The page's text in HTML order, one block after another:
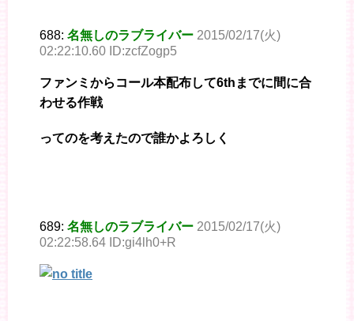
688: 名無しのラブライバー 2015/02/17(火)
02:22:10.60 ID:zcfZogp5
ファンミからコール本配布して6thまでに間に合
わせる作戦
ってのを考えたので誰かよろしく
689: 名無しのラブライバー 2015/02/17(火)
02:22:58.64 ID:gi4lh0+R